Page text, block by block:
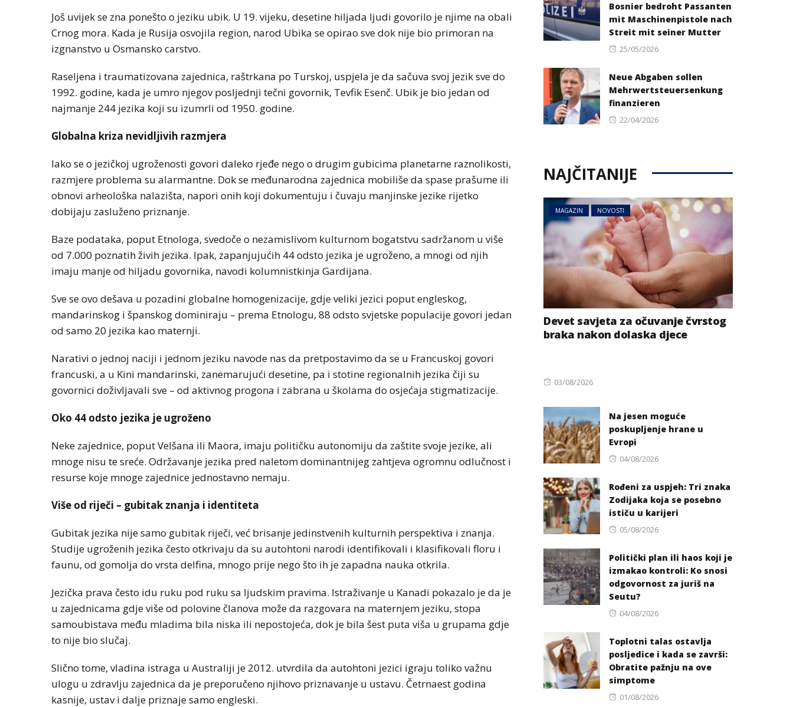
Još uvijek se zna ponešto o jeziku ubik. U 19. vijeku, desetine hiljada ljudi govorilo je njime na obali
Crnog mora. Kada je Rusija osvojila region, narod Ubika se opirao sve dok nije bio primoran na
izgnanstvo u Osmansko carstvo.
Raseljena i traumatizovana zajednica, raštrkana po Turskoj, uspjela je da sačuva svoj jezik sve do
1992. godine, kada je umro njegov posljednji tečni govornik, Tevfik Esenč. Ubik je bio jedan od
najmanje 244 jezika koji su izumrli od 1950. godine.
Globalna kriza nevidljivih razmjera
Iako se o jezičkoj ugroženosti govori daleko rjeđe nego o drugim gubicima planetarne raznolikosti,
razmjere problema su alarmantne. Dok se međunarodna zajednica mobiliše da spase prašume ili
obnovi arheološka nalazišta, napori onih koji dokumentuju i čuvaju manjinske jezike rijetko
dobijaju zasluženo priznanje.
Baze podataka, poput Etnologa, svedoče o nezamislivom kulturnom bogatstvu sadržanom u više
od 7.000 poznatih živih jezika. Ipak, zapanjujućih 44 odsto jezika je ugroženo, a mnogi od njih
imaju manje od hiljadu govornika, navodi kolumnistkinja Gardijana.
Sve se ovo dešava u pozadini globalne homogenizacije, gdje veliki jezici poput engleskog,
mandarinskog i španskog dominiraju – prema Etnologu, 88 odsto svjetske populacije govori jedan
od samo 20 jezika kao maternji.
Narativi o jednoj naciji i jednom jeziku navode nas da pretpostavimo da se u Francuskoj govori
francuski, a u Kini mandarinski, zanemarujući desetine, pa i stotine regionalnih jezika čiji su
govornici doživljavali sve – od aktivnog progona i zabrana u školama do osjećaja stigmatizacije.
Oko 44 odsto jezika je ugroženo
Neke zajednice, poput Velšana ili Maora, imaju političku autonomiju da zaštite svoje jezike, ali
mnoge nisu te sreće. Održavanje jezika pred naletom dominantnijeg zahtjeva ogromnu odlučnost i
resurse koje mnoge zajednice jednostavno nemaju.
Više od riječi – gubitak znanja i identiteta
Gubitak jezika nije samo gubitak riječi, već brisanje jedinstvenih kulturnih perspektiva i znanja.
Studije ugroženih jezika često otkrivaju da su autohtoni narodi identifikovali i klasifikovali floru i
faunu, od gomolja do vrsta delfina, mnogo prije nego što ih je zapadna nauka otkrila.
Jezička prava često idu ruku pod ruku sa ljudskim pravima. Istraživanje u Kanadi pokazalo je da je
u zajednicama gdje više od polovine članova može da razgovara na maternjem jeziku, stopa
samoubistava među mladima bila niska ili nepostojeća, dok je bila šest puta viša u grupama gdje
to nije bio slučaj.
Slično tome, vladina istraga u Australiji je 2012. utvrdila da autohtoni jezici igraju toliko važnu
ulogu u zdravlju zajednica da je preporučeno njihovo priznavanje u ustavu. Četrnaest godina
kasnije, ustav i dalje priznaje samo engleski.
Bosnier bedroht Passanten
mit Maschinenpistole nach
Streit mit seiner Mutter
Posted
25/05/2026
Neue Abgaben sollen
Mehrwertsteuersenkung
finanzieren
Posted
22/04/2026
NAJČITANIJE
MAGAZIN NOVOSTI
Devet savjeta za očuvanje čvrstog
braka nakon dolaska djece
Posted
03/08/2026
Na jesen moguće
poskupljenje hrane u
Evropi
Posted
04/08/2026
Rođeni za uspjeh: Tri znaka
Zodijaka koja se posebno
ističu u karijeri
Posted
05/08/2026
Politički plan ili haos koji je
izmakao kontroli: Ko snosi
odgovornost za juriš na
Seutu?
Posted
04/08/2026
Toplotni talas ostavlja
posljedice i kada se završi:
Obratite pažnju na ove
simptome
Posted
01/08/2026